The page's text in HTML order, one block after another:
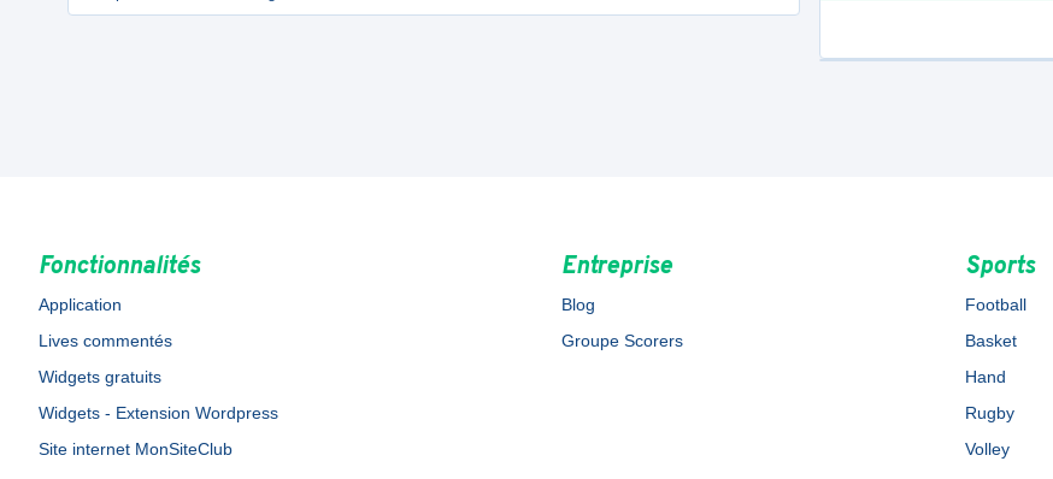
Fonctionnalités
Application
Lives commentés
Widgets gratuits
Widgets - Extension Wordpress
Site internet MonSiteClub
Entreprise
Blog
Groupe Scorers
Sports
Football
Basket
Hand
Rugby
Volley